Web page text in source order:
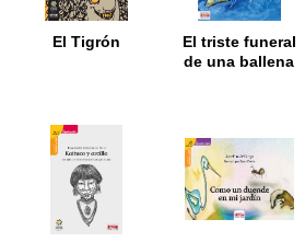
El Tigrón
El triste funeral
de una ballena